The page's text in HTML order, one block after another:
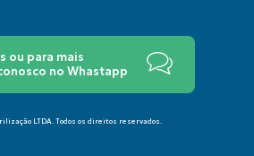
ou para mais
no Whastapp
LTDA. Todos os direitos reservados.